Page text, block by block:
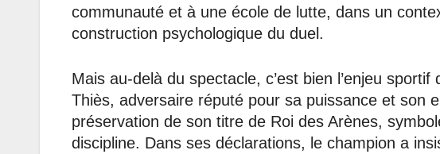
communauté et à une école de lutte, dans un
construction psychologique du duel.
Mais au-delà du spectacle, c’est bien l’enjeu
Thiès, adversaire réputé pour sa puissance et son
préservation de son titre de Roi des Arènes,
discipline. Dans ses déclarations, le champion a